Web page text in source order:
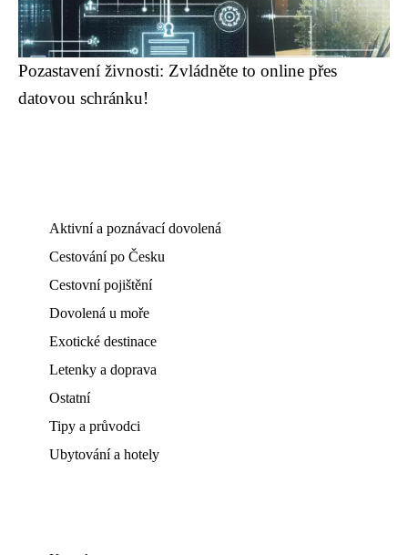
Pozastavení živnosti: Zvládněte to online přes
datovou schránku!
Aktivní a poznávací dovolená
Cestování po Česku
Cestovní pojištění
Dovolená u moře
Exotické destinace
Letenky a doprava
Ostatní
Tipy a průvodci
Ubytování a hotely